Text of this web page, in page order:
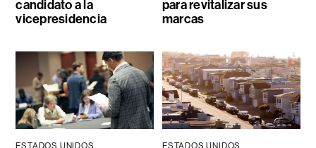
candidato a la
vicepresidencia
para revitalizar sus
marcas
ESTADOS UNIDOS ESTADOS UNIDOS